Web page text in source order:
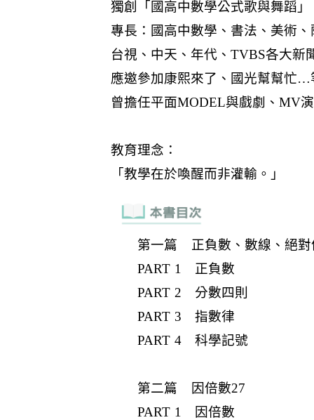
第一篇 正負數、數線、絕對
PART 1 正負數
PART 2 分數四則
PART 3 指數律
PART 4 科學記號
第二篇 因倍數27
PART 1 因倍數